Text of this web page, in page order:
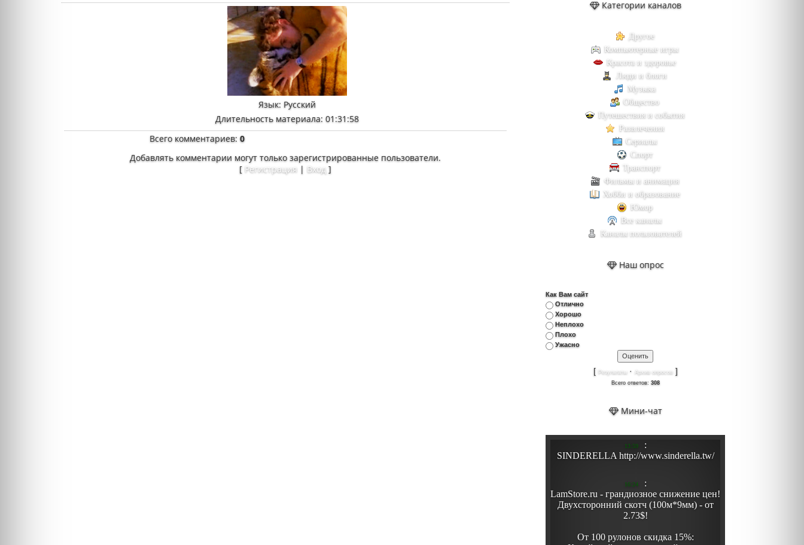
Язык: Русский
Длительность материала: 01:31:58
Всего комментариев:0
Добавлять комментарии могут только зарегистрированные пользователи.
[ Регистрация | Вход ]
Категории каналов
Другое
Компьютерные игры
Красота и здоровье
Люди и блоги
Музыка
Общество
Путешествия и события
Развлечения
Сериалы
Спорт
Транспорт
Фильмы и анимация
Хобби и образование
Юмор
Все каналы
Каналы пользователей
Наш опрос
Как Вам сайт
Отлично
Хорошо
Неплохо
Плохо
Ужасно
[ Результаты · Архив опросов]
Всего ответов: 308
Мини-чат